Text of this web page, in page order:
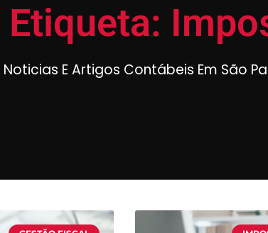
Etiqueta:
Noticias E Artigos Contábeis Em São